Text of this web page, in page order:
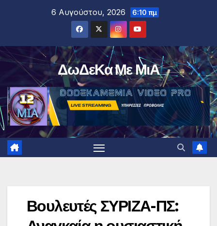
6 Αυγούστου, 2026 6:10 πμ
ΔωΔεΚα Με ΜιΑ
Βουλευτές ΣΥΡΙΖΑ-ΠΣ: